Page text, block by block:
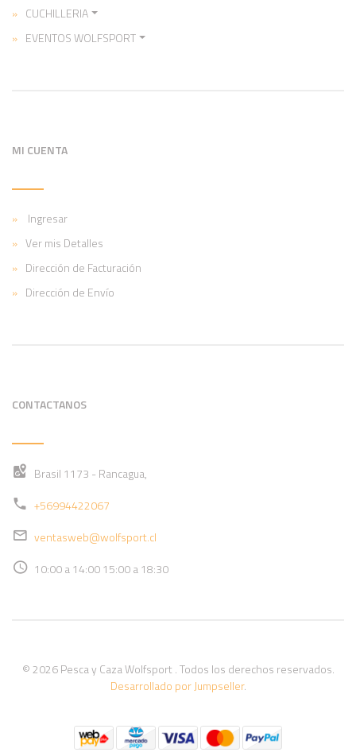
CUCHILLERIA
EVENTOS WOLFSPORT
MI CUENTA
Ingresar
Ver mis Detalles
Dirección de Facturación
Dirección de Envío
CONTACTANOS
Brasil 1173 - Rancagua,
+56994422067
ventasweb@wolfsport.cl
10:00 a 14:00 15:00 a 18:30
© 2026 Pesca y Caza Wolfsport . Todos los derechos reservados.
Desarrollado por Jumpseller.